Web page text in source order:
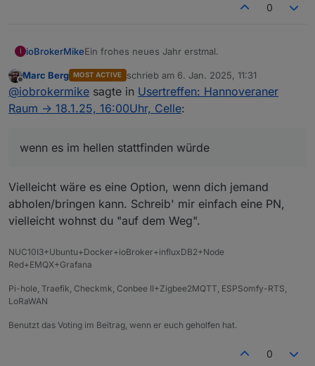
0
ioBrokerMikeEin frohes neues Jahr erstmal.
Möchte mich mal outen was die Räumlichkeit von
Celle angeht.
Wenn Ihr ein weiteres Treffen Planen solltet,
Offline
Marc Berg MOST ACTIVE schrieb am 6. Jan. 2025, 11:31
zuletzt editiert von
@iobrokermike sagte in Usertreffen: Hannoveraner
Raum -> 18.1.25, 16:00Uhr, Celle:
wenn es im hellen stattfinden würde
Vielleicht wäre es eine Option, wenn dich jemand
abholen/bringen kann. Schreib' mir einfach eine PN,
vielleicht wohnst du "auf dem Weg".
NUC10I3+Ubuntu+Docker+ioBroker+influxDB2+Node
Red+EMQX+Grafana
Pi-hole, Traefik, Checkmk, Conbee II+Zigbee2MQTT, ESPSomfy-RTS,
LoRaWAN
Benutzt das Voting im Beitrag, wenn er euch geholfen hat.
0